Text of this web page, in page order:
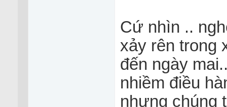
Cứ nhìn ..
xảy rên trong
đến ngày
nhiềm điều
nhưng chúng